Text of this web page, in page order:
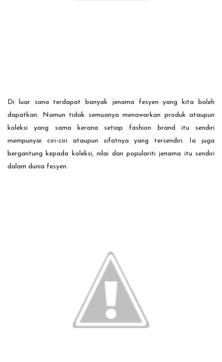
Di luar sana terdapat banyak jenama fesyen yang kita boleh
dapatkan. Namun tidak semuanya menawarkan produk ataupun
koleksi yang sama kerana setiap fashion brand itu sendiri
mempunyai ciri-ciri ataupun sifatnya yang tersendiri. Ia juga
bergantung kepada koleksi, nilai dan populariti jenama itu sendiri
dalam dunia fesyen.